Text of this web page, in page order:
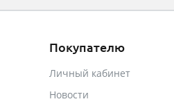
Покупателю
Личный кабинет
Новости